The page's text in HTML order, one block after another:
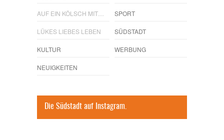
AUF EIN KÖLSCH MIT…
LÜKES LIEBES LEBEN
KULTUR
NEUIGKEITEN
SPORT
SÜDSTADT
WERBUNG
Die Südstadt auf Instagram.